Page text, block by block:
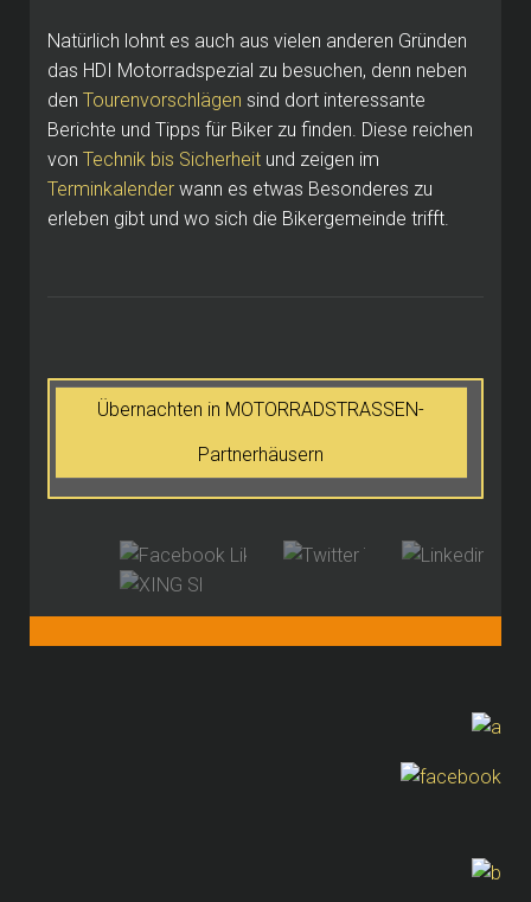
Natürlich lohnt es auch aus vielen anderen Gründen
das HDI Motorradspezial zu besuchen, denn neben
den Tourenvorschlägen sind dort interessante
Berichte und Tipps für Biker zu finden. Diese reichen
von Technik bis Sicherheit und zeigen im
Terminkalender wann es etwas Besonderes zu
erleben gibt und wo sich die Bikergemeinde trifft.
Übernachten in MOTORRADSTRASSEN-
Partnerhäusern